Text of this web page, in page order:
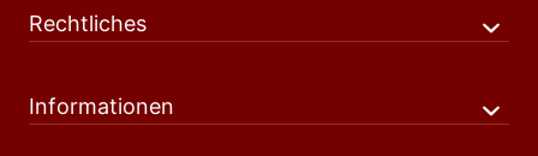
Rechtliches
Informationen